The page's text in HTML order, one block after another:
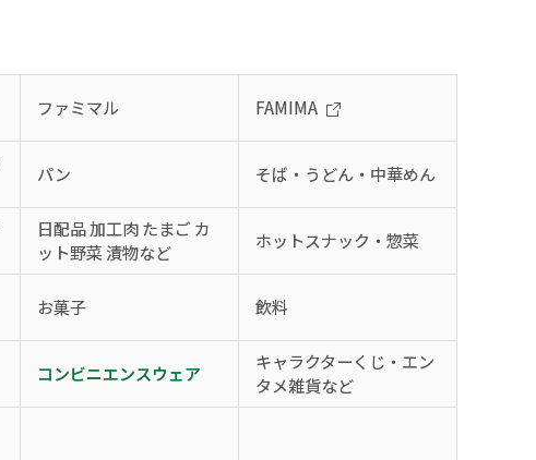
ファミマル FAMIMA
パン そば・うどん・中華めん
日配品 加工肉 たまご カ
ット野菜 漬物など
ホットスナック・惣菜
お菓子 飲料
コンビニエンスウェア
キャラクターくじ・エン
タメ雑貨など